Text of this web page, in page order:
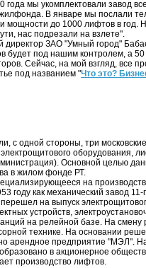
мы укомплектовали завод
В январе мы послали
мощности до 1000 лифтов в год.
нас подрезали на взлете".
ЗАО "Умный город"
будет под нашим контролем, а
Сейчас, на мой взгляд, все
под названием "Что это?
с одной стороны, три
оборудования,
Основной целью
в жилом фонде РТ.
на
как механический завод
на выпуск
устройств,
на релейной базе. На
технике. На основании
арендное предприятие "МЭЛ".
в акционерное
производство лифтов.